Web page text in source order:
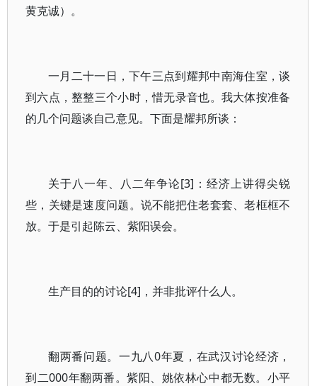
黄克诚）。
一月二十一日，下午三点到耀邦中南海住室，谈
到六点，整整三个小时，惜无录音也。我大体按准备
的几个问题谈自己意见。下面是耀邦所谈：
关于八一年、八二年争论[3]：经济上讲得尖锐
些，关键是速度问题。说不能把住老套套、老框框不
放。于是引起陈云、紫阳误会。
生产目的的讨论[4]，并非批评什么人。
翻两番问题。一九八0年夏，在武汉讨论经济，
到二000年翻两番。紫阳、姚依林心中都无数。小平